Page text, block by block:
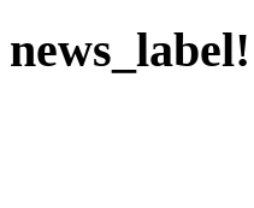
news_label!